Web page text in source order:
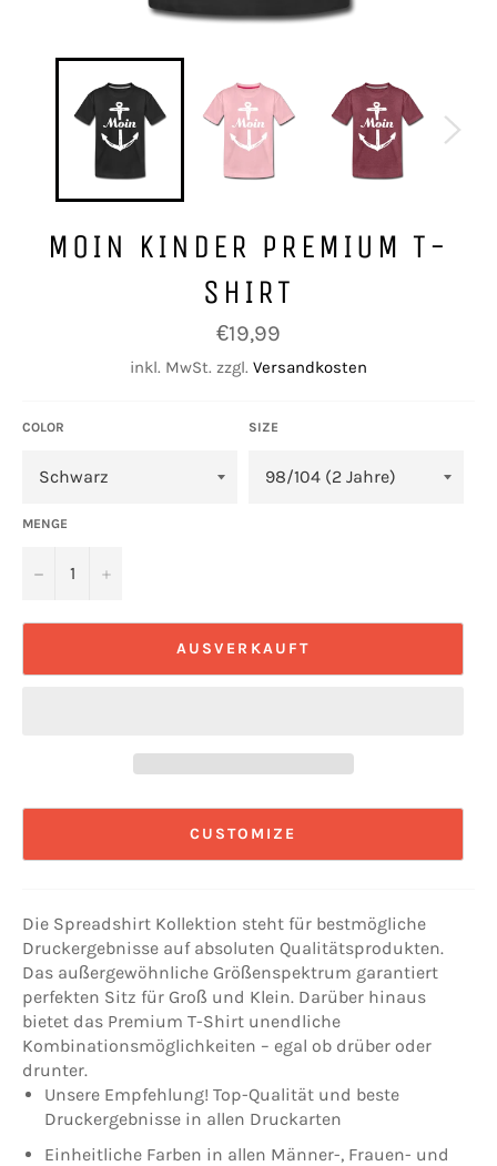
MOIN KINDER PREMIUM T-
SHIRT
Normaler
Preis
€19,99
inkl. MwSt. zzgl. Versandkosten
COLOR SIZE
MENGE
− +
AUSVERKAUFT
CUSTOMIZE
Die Spreadshirt Kollektion steht für bestmögliche
Druckergebnisse auf absoluten Qualitätsprodukten.
Das außergewöhnliche Größenspektrum garantiert
perfekten Sitz für Groß und Klein. Darüber hinaus
bietet das Premium T-Shirt unendliche
Kombinationsmöglichkeiten – egal ob drüber oder
drunter.
Unsere Empfehlung! Top-Qualität und beste
Druckergebnisse in allen Druckarten
Einheitliche Farben in allen Männer-, Frauen- und